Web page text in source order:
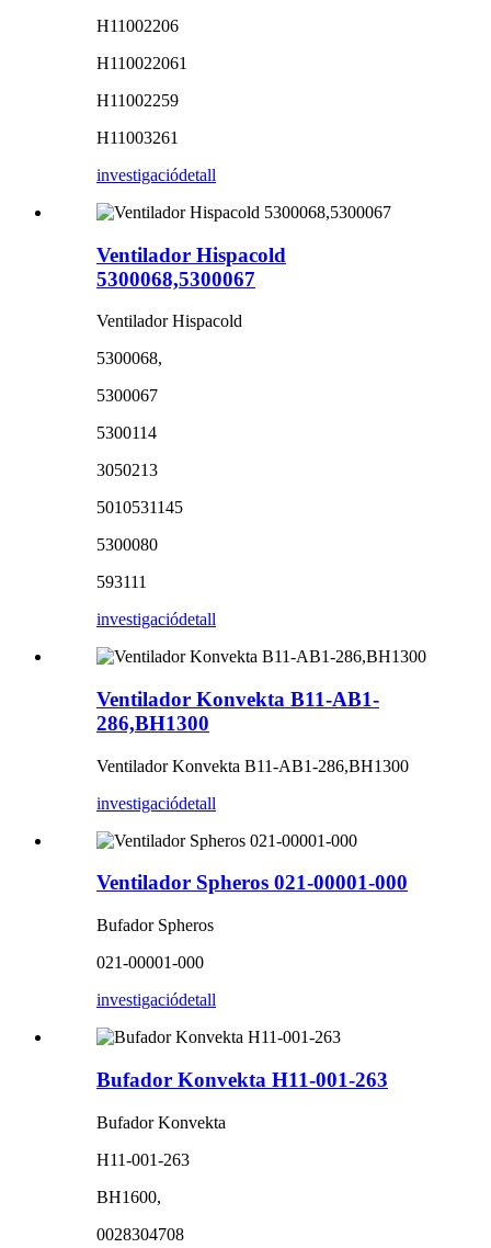
H11002206
H110022061
H11002259
H11003261
investigaciódetall
Ventilador Hispacold
5300068,5300067
Ventilador Hispacold
5300068,
5300067
5300114
3050213
5010531145
5300080
593111
investigaciódetall
Ventilador Konvekta B11-AB1-
286,BH1300
Ventilador Konvekta B11-AB1-286,BH1300
investigaciódetall
Ventilador Spheros 021-00001-000
Bufador Spheros
021-00001-000
investigaciódetall
Bufador Konvekta H11-001-263
Bufador Konvekta
H11-001-263
BH1600,
0028304708